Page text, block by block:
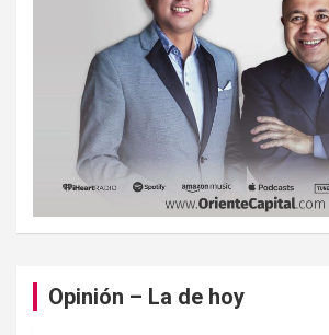
Opinión – La de hoy